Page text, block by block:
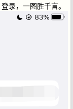
录，一图胜千言。